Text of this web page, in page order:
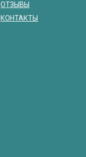
ОТЗЫВЫ
КОНТАКТЫ